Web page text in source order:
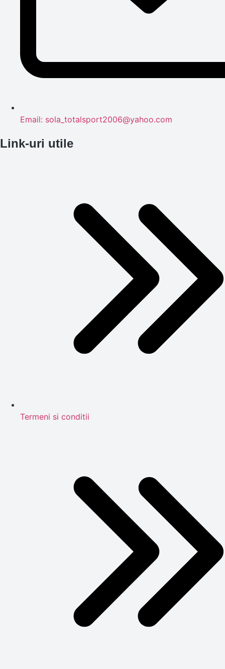
Email: sola_totalsport2006@yahoo.com
Link-uri utile
Termeni si conditii